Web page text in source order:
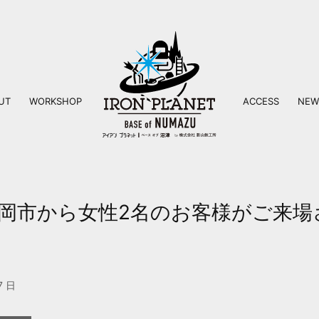
WORKSHOP ACCESS
市から女性2名のお客様がご来